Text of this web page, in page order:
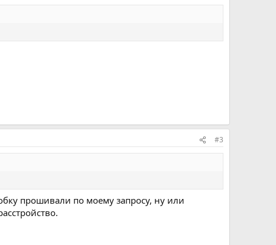
#3
прошивали по моему запросу, ну или